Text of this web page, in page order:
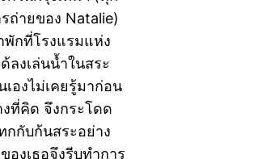
ถ่ายของ Natalie)
พักที่โรงแรมแห่ง
ลงเล่นน้ำในสระ
องไม่เคยรู้มาก่อน
ที่คิด จึงกระโดด
กกับก้นสระอย่าง
องเธอจึงรีบทำการ